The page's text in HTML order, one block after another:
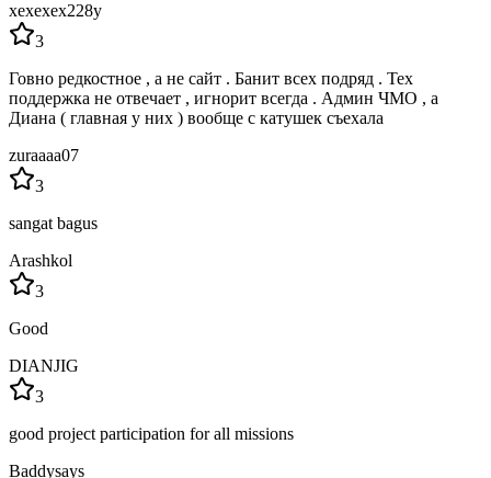
xexexex228y
3
Говно редкостное , а не сайт . Банит всех подряд . Тех
поддержка не отвечает , игнорит всегда . Админ ЧМО , а
Диана ( главная у них ) вообще с катушек съехала
zuraaaa07
3
sangat bagus
Arashkol
3
Good
DIANJIG
3
good project participation for all missions
Baddysays